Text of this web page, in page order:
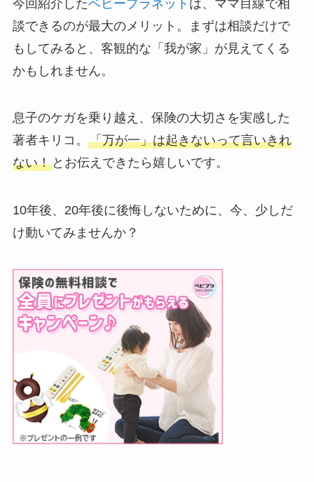
今回紹介したベビープラネット は、ママ目線で相
談できるのが最大のメリット。まずは相談だけで
もしてみると、客観的な「我が家」が見えてくる
かもしれません。
息子のケガを乗り越え、保険の大切さを実感した
著者キリコ。 「万が一」は起きないって言いきれ
ない！とお伝えできたら嬉しいです。
10年後、20年後に後悔しないために、今、少しだ
け動いてみませんか？